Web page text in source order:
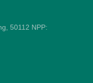
50112 NPP: